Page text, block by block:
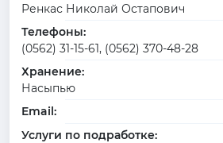
Ренкас Николай Остапович
Телефоны:
(0562) 31-15-61, (0562) 370-48-28
Хранение:
Насыпью
Email:
Услуги по подработке: